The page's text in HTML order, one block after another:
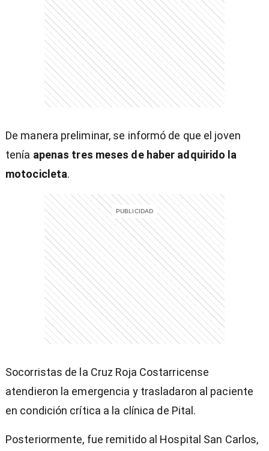
De manera preliminar, se informó de que el joven
tenía apenas tres meses de haber adquirido la
motocicleta.
Socorristas de la Cruz Roja Costarricense
atendieron la emergencia y trasladaron al paciente
en condición crítica a la clínica de Pital.
Posteriormente, fue remitido al Hospital San Carlos,